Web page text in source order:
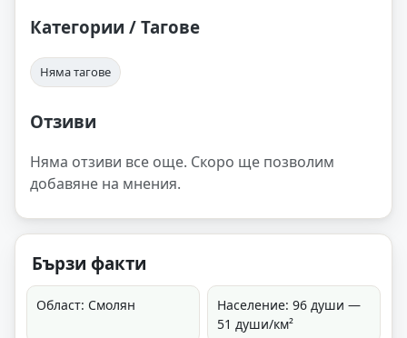
Категории / Тагове
Няма тагове
Отзиви
Няма отзиви все още. Скоро ще позволим
добавяне на мнения.
Бързи факти
Област: Смолян
Население: 96 души —
51 души/км²